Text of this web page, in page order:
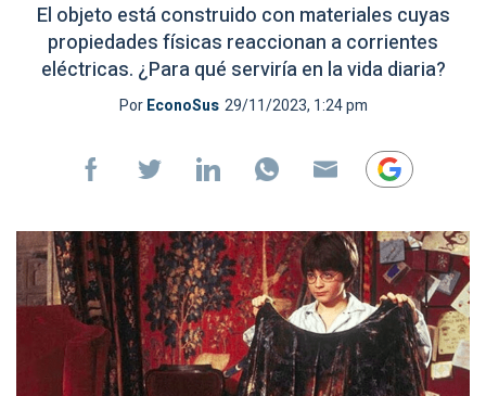
El objeto está construido con materiales cuyas
propiedades físicas reaccionan a corrientes
eléctricas. ¿Para qué serviría en la vida diaria?
PorEconoSus 29/11/2023, 1:24 pm